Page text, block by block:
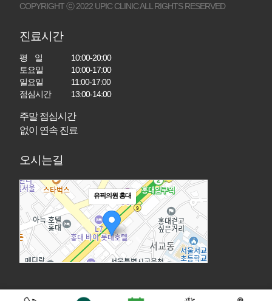
COPYRIGHT ⓒ 2022 UPIC CLINIC ALL RIGHTS RESERVED
진료시간
평 일
10:00-20:00
토요일
10:00-17:00
일요일
11:00-17:00
점심시간
13:00-14:00
주말 점심시간
없이 연속 진료
오시는길
유픽의원 홍대